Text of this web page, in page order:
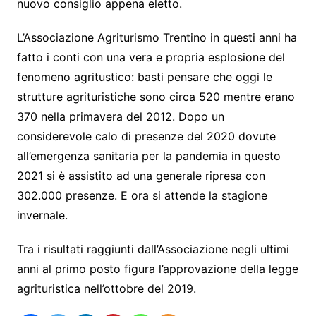
nuovo consiglio appena eletto.
L’Associazione Agriturismo Trentino in questi anni ha
fatto i conti con una vera e propria esplosione del
fenomeno agritustico: basti pensare che oggi le
strutture agrituristiche sono circa 520 mentre erano
370 nella primavera del 2012. Dopo un
considerevole calo di presenze del 2020 dovute
all’emergenza sanitaria per la pandemia in questo
2021 si è assistito ad una generale ripresa con
302.000 presenze. E ora si attende la stagione
invernale.
Tra i risultati raggiunti dall’Associazione negli ultimi
anni al primo posto figura l’approvazione della legge
agrituristica nell’ottobre del 2019.